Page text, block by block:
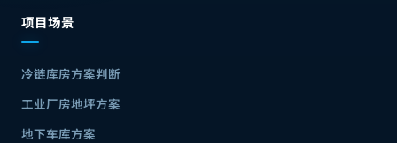
项目场景
冷链库房方案判断
工业厂房地坪方案
地下车库方案